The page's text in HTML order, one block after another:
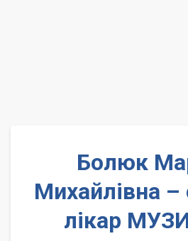
Болюк
Михайлівна –
лікар